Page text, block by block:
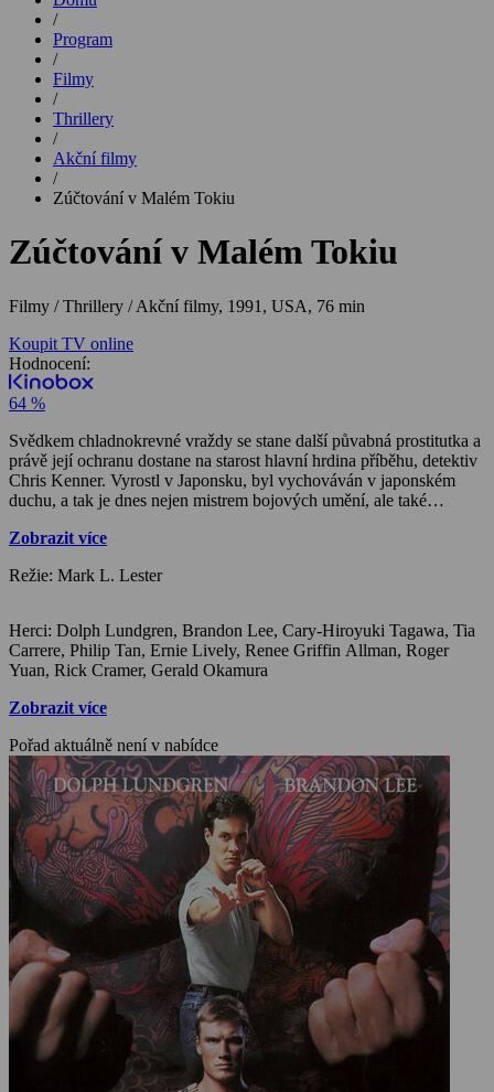
/
Program
/
Filmy
/
Thrillery
/
Akční filmy
/
Zúčtování v Malém Tokiu
Zúčtování v Malém Tokiu
Filmy / Thrillery / Akční filmy, 1991, USA, 76 min
Koupit TV online
Hodnocení:
64 %
Svědkem chladnokrevné vraždy se stane další půvabná prostitutka a
právě její ochranu dostane na starost hlavní hrdina příběhu, detektiv
Chris Kenner. Vyrostl v Japonsku, byl vychováván v japonském
duchu, a tak je dnes nejen mistrem bojových umění, ale také
jde o mnohem víc, než je život atraktivní prostitutky. Nelítostný
dávno zavraždil Kennerovi rodiče. Schopného pomocníka získal
a Asiat, kterému není nic amerického cizí, ale je zřejmé, že proti
takové kombinaci nemá Yoshida šanci.
Zobrazit více
Režie: Mark L. Lester
Herci: Dolph Lundgren, Brandon Lee, Cary-Hiroyuki Tagawa, Tia
Carrere, Philip Tan, Ernie Lively, Renee Griffin Allman, Roger
Yuan, Rick Cramer, Gerald Okamura
Zobrazit více
Pořad aktuálně není v nabídce